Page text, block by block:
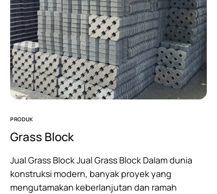
PRODUK
Grass Block
Jual Grass Block Jual Grass Block Dalam dunia
konstruksi modern, banyak proyek yang
mengutamakan keberlanjutan dan ramah